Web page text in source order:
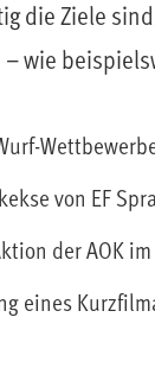
die Ziele
wie
von EF
der AOK
eines